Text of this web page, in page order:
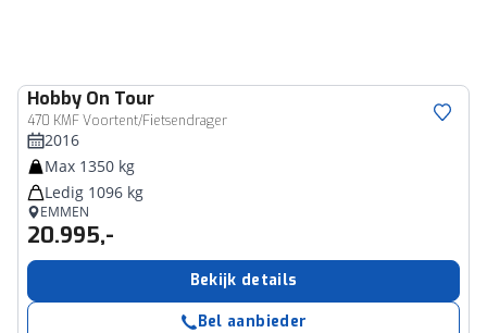
Hobby On Tour
470 KMF Voortent/Fietsendrager
2016
Max 1350 kg
Ledig 1096 kg
EMMEN
20.995,-
Bekijk details
Bel aanbieder